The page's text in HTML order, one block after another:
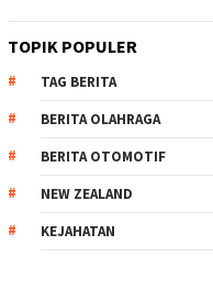
TOPIK POPULER
TAG BERITA
BERITA OLAHRAGA
BERITA OTOMOTIF
NEW ZEALAND
KEJAHATAN